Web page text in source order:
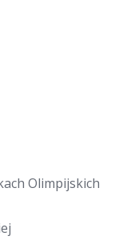
Olimpijskich